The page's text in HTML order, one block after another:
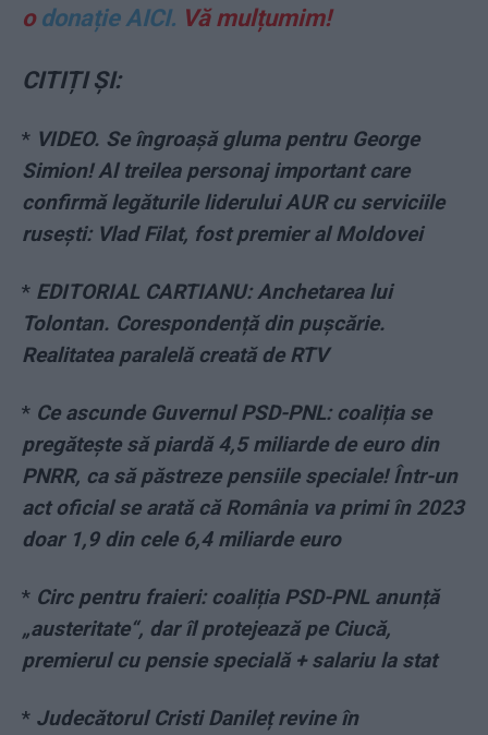
o donație AICI. Vă mulțumim!
CITIȚI ȘI:
* VIDEO. Se îngroașă gluma pentru George
Simion! Al treilea personaj important care
confirmă legăturile liderului AUR cu serviciile
rusești: Vlad Filat, fost premier al Moldovei
* EDITORIAL CARTIANU: Anchetarea lui
Tolontan. Corespondență din pușcărie.
Realitatea paralelă creată de RTV
* Ce ascunde Guvernul PSD-PNL: coaliția se
pregătește să piardă 4,5 miliarde de euro din
PNRR, ca să păstreze pensiile speciale! Într-un
act oficial se arată că România va primi în 2023
doar 1,9 din cele 6,4 miliarde euro
* Circ pentru fraieri: coaliția PSD-PNL anunță
„austeritate“, dar îl protejează pe Ciucă,
premierul cu pensie specială + salariu la stat
* Judecătorul Cristi Danileț revine în